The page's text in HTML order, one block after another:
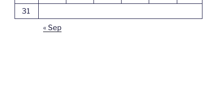
31
« Sep